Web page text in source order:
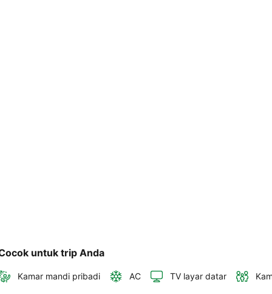
untuk trip Anda
Kamar mandi pribadi AC TV layar datar